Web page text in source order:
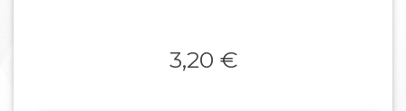
3,20 €